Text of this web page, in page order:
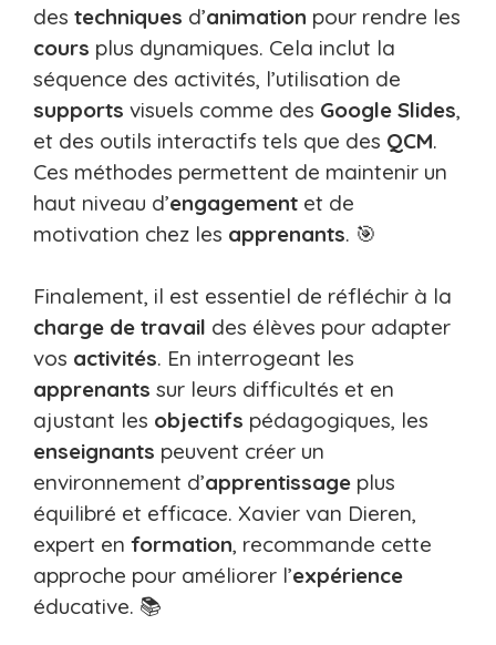
des techniques d’animation pour rendre les
cours plus dynamiques. Cela inclut la
séquence des activités, l’utilisation de
supports visuels comme des Google Slides,
et des outils interactifs tels que des QCM.
Ces méthodes permettent de maintenir un
haut niveau d’engagement et de
motivation chez les apprenants. 🎯
Finalement, il est essentiel de réfléchir à la
charge de travail des élèves pour adapter
vos activités. En interrogeant les
apprenants sur leurs difficultés et en
ajustant les objectifs pédagogiques, les
enseignants peuvent créer un
environnement d’apprentissage plus
équilibré et efficace. Xavier van Dieren,
expert en formation, recommande cette
approche pour améliorer l’expérience
éducative. 📚